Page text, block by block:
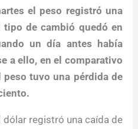
el peso registró una
tipo de cambió quedó en
un día antes había
a ello, en el comparativo
tuvo una pérdida de
dólar registró una caída de